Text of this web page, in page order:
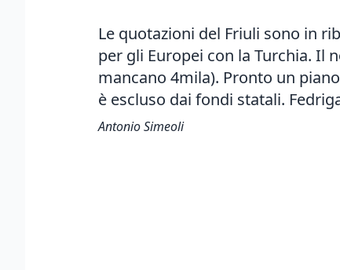
Le quotazioni del Friuli sono in
per gli Europei con la Turchia. Il
mancano 4mila). Pronto un
è escluso dai fondi statali.
Antonio Simeoli